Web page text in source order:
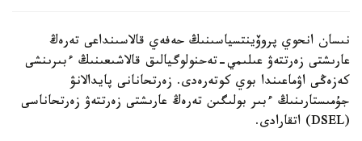
نىسان انحوي پروۆينتسياسىنىڭ حەفەي قالاسىنداعى تەرەڭ
عارىشتى زەرتتەۋ عىلىمي-تەحنولوگيالىق قالاشىعىنىڭ ءبىرىنشى
كەزەڭى اۋماعىندا بوي كوتەرەدى. زەرتحانانى پايدالانۋ
جۇمىستارىنىڭ ءبىر بولىگىن تەرەڭ عارىشتى زەرتتەۋ زەرتحاناسى
(DSEL) اتقارادى.